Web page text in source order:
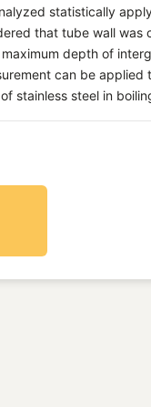
statistically
that tube wall was
depth of
can be applied
stainless steel in